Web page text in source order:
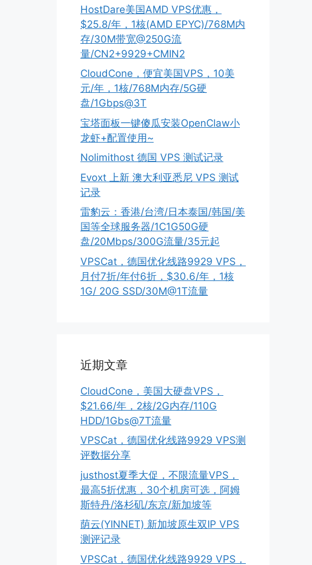
HostDare美国AMD VPS优惠，
$25.8/年，1核(AMD EPYC)/768M内
存/30M带宽@250G流
量/CN2+9929+CMIN2
CloudCone，便宜美国VPS，10美
元/年，1核/768M内存/5G硬
盘/1Gbps@3T
宝塔面板一键傻瓜安装OpenClaw小
龙虾+配置使用~
Nolimithost 德国 VPS 测试记录
Evoxt 上新 澳大利亚悉尼 VPS 测试
记录
雷豹云：香港/台湾/日本泰国/韩国/美
国等全球服务器/1C1G50G硬
盘/20Mbps/300G流量/35元起
VPSCat，德国优化线路9929 VPS，
月付7折/年付6折，$30.6/年，1核
1G/ 20G SSD/30M@1T流量
近期文章
CloudCone，美国大硬盘VPS，
$21.66/年，2核/2G内存/110G
HDD/1Gbs@7T流量
VPSCat，德国优化线路9929 VPS测
评数据分享
justhost夏季大促，不限流量VPS，
最高5折优惠，30个机房可选，阿姆
斯特丹/洛杉矶/东京/新加坡等
荫云(YINNET) 新加坡原生双IP VPS
测评记录
VPSCat，德国优化线路9929 VPS，